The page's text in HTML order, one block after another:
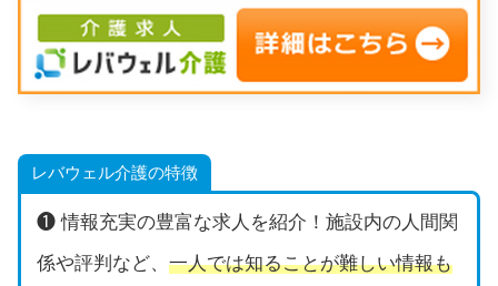
レバウェル介護の特徴
❶ 情報充実の豊富な求人を紹介！施設内の人間関
係や評判など、 一人では知ることが難しい情報も